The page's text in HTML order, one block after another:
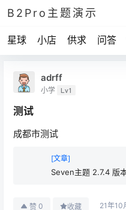
B2Pro主题演示
星球 小店 供求 问答
adrff
小学 Lv1
测试
成都市测试
[文章]
Seven主题 2.7.4 版
赞 0 收藏 21年10